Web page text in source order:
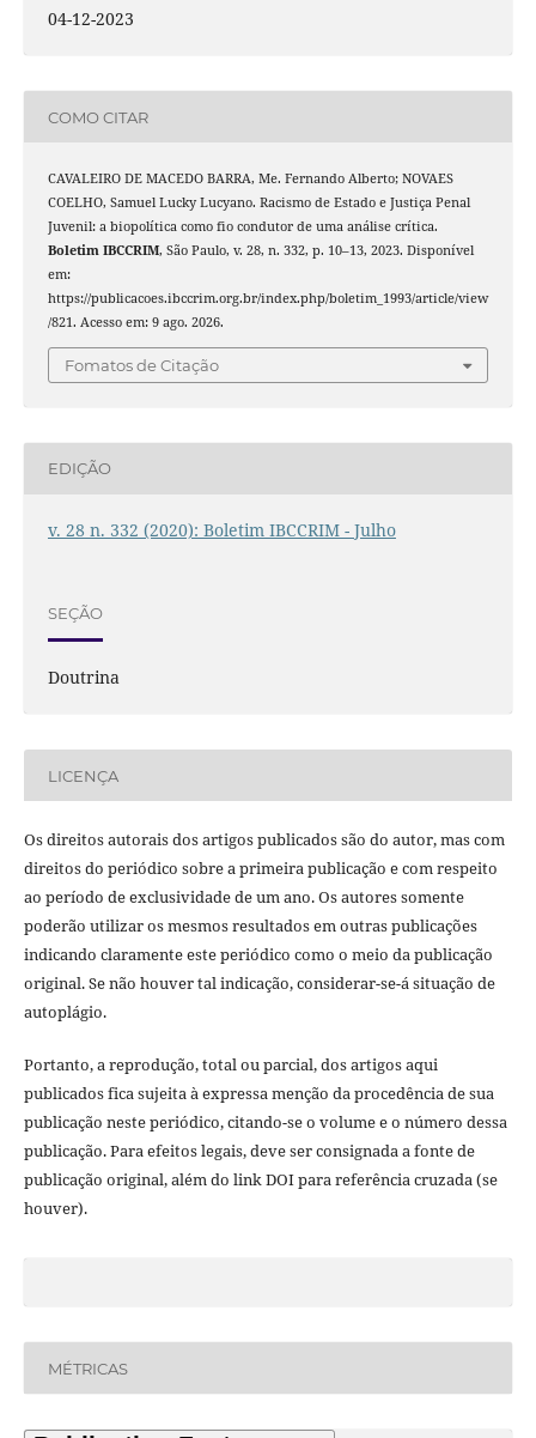
04-12-2023
COMO CITAR
CAVALEIRO DE MACEDO BARRA, Me. Fernando Alberto; NOVAES
COELHO, Samuel Lucky Lucyano. Racismo de Estado e Justiça Penal
Juvenil: a biopolítica como fio condutor de uma análise crítica.
Boletim IBCCRIM, São Paulo, v. 28, n. 332, p. 10–13, 2023. Disponível
em:
https://publicacoes.ibccrim.org.br/index.php/boletim_1993/article/view
/821. Acesso em: 9 ago. 2026.
Fomatos de Citação
EDIÇÃO
v. 28 n. 332 (2020): Boletim IBCCRIM - Julho
SEÇÃO
Doutrina
LICENÇA
Os direitos autorais dos artigos publicados são do autor, mas com
direitos do periódico sobre a primeira publicação e com respeito
ao período de exclusividade de um ano. Os autores somente
poderão utilizar os mesmos resultados em outras publicações
indicando claramente este periódico como o meio da publicação
original. Se não houver tal indicação, considerar-se-á situação de
autoplágio.
Portanto, a reprodução, total ou parcial, dos artigos aqui
publicados fica sujeita à expressa menção da procedência de sua
publicação neste periódico, citando-se o volume e o número dessa
publicação. Para efeitos legais, deve ser consignada a fonte de
publicação original, além do link DOI para referência cruzada (se
houver).
MÉTRICAS